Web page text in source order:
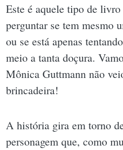
Este é aquele tipo de livro
perguntar se tem mesmo
ou se está apenas
meio a tanta doçura.
Mônica Guttmann não
brincadeira!
A história gira em torno
personagem que, como